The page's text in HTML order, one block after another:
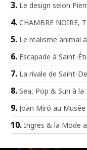
Le design selon
CHAMBRE NOIRE,
Le réalisme animal
Escapade à Saint-
La rivale de Saint-
Sea, Pop & Sun à
Joan Miró au
Ingres & la Mode